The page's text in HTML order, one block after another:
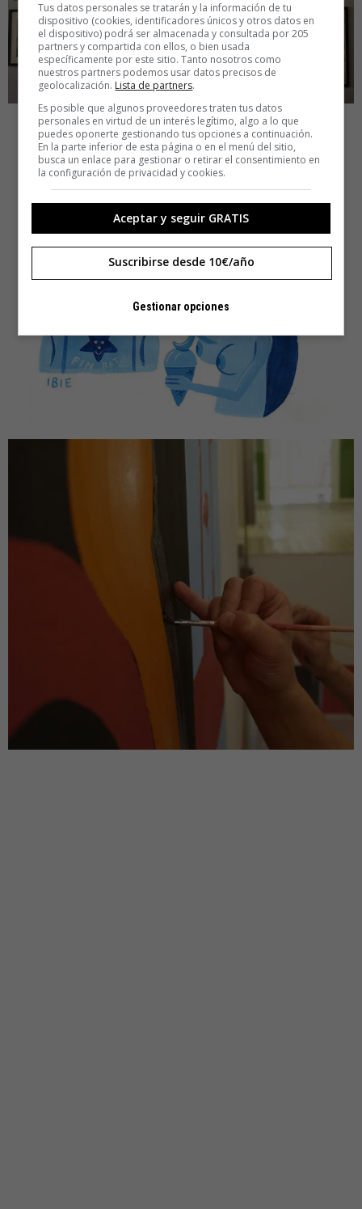
Tus datos personales se tratarán y la información de tu
dispositivo (cookies, identificadores únicos y otros datos en
el dispositivo) podrá ser almacenada y consultada por 205
partners y compartida con ellos, o bien usada
específicamente por este sitio. Tanto nosotros como
nuestros partners podemos usar datos precisos de
geolocalización. Lista de partners.
Es posible que algunos proveedores traten tus datos
personales en virtud de un interés legítimo, algo a lo que
puedes oponerte gestionando tus opciones a continuación.
En la parte inferior de esta página o en el menú del sitio,
busca un enlace para gestionar o retirar el consentimiento en
la configuración de privacidad y cookies.
Aceptar y seguir GRATIS
Suscribirse desde 10€/año
Gestionar opciones